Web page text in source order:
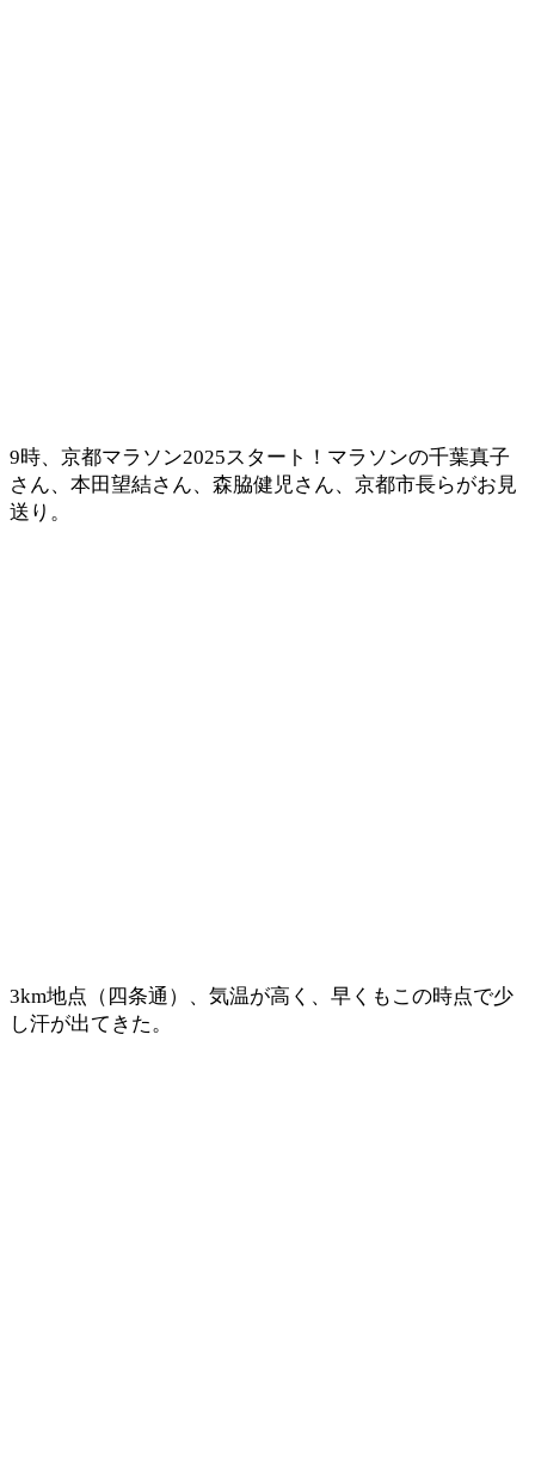
9時、京都マラソン2025スタート！マラソンの千葉真子
さん、本田望結さん、森脇健児さん、京都市長らがお見
送り。
3km地点（四条通）、気温が高く、早くもこの時点で少
し汗が出てきた。